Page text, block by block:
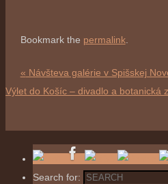
Bookmark the permalink.
« Návšteva galérie v Spišskej
Výlet do Košíc – divadlo a botanická
Search for: